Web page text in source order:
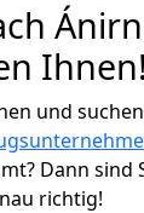
Ihnen!
und
Dann sind
richtig!